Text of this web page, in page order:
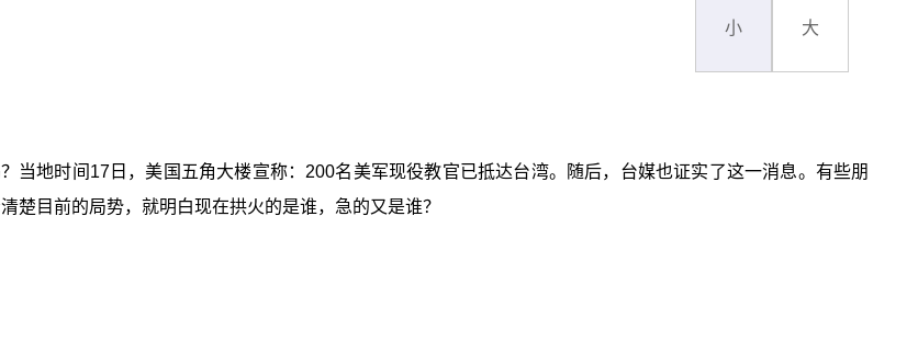
小 大
当地时间17日，美国五角大楼宣称：200名美军现役教官已抵达台湾。随后，台媒也证实了这一消息。有些朋
楚目前的局势，就明白现在拱火的是谁，急的又是谁？